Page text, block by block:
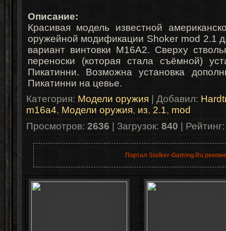
Описание:
Красивая модель известной
оружейной модификации Shoker mod 2.1
вариант винтовки M16A2. Сверху
переноски (которая стала съёмной)
Пикатинни. Возможна установка
Пикатинни на цевье.
Категория: Модели оружия | Добавил:
m16a4,Модели оружия,из,2.1, mod
Просмотров:2636|Загрузок: 840|Рейтинг
Портал Stalker-Gaming.Ru